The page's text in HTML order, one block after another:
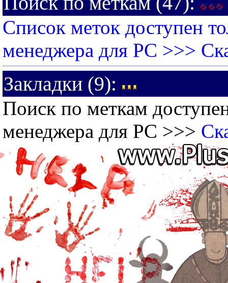
Список меток доступен
менеджера для PC >>>
Закладки (9):
Поиск по меткам
менеджера для PC >>>